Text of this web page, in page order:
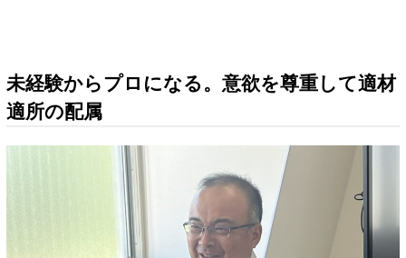
未経験からプロになる。意欲を尊重して適材
適所の配属